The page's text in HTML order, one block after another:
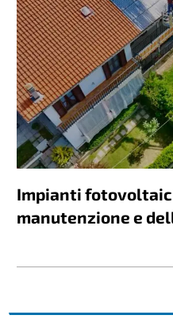
Impianti
manutenzione e